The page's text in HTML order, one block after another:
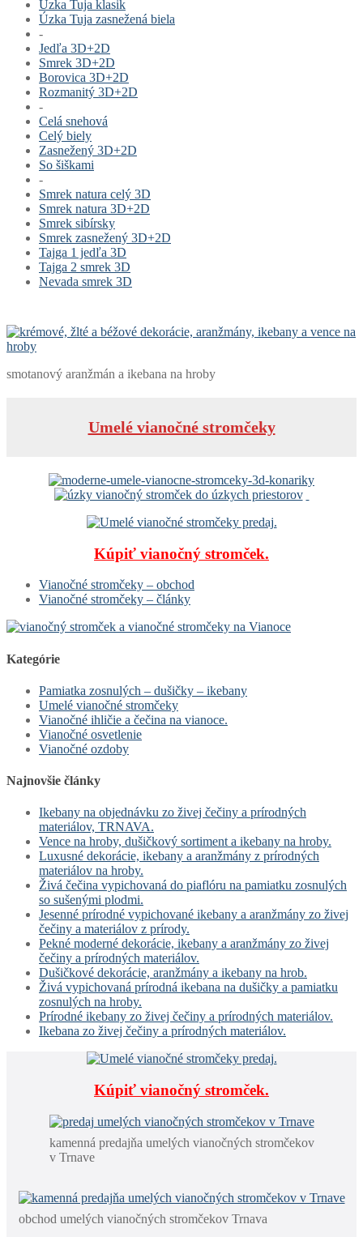
Úzka Tuja klasik
Úzka Tuja zasnežená biela
-
Jedľa 3D+2D
Smrek 3D+2D
Borovica 3D+2D
Rozmanitý 3D+2D
-
Celá snehová
Celý biely
Zasnežený 3D+2D
So šiškami
-
Smrek natura celý 3D
Smrek natura 3D+2D
Smrek sibírsky
Smrek zasnežený 3D+2D
Tajga 1 jedľa 3D
Tajga 2 smrek 3D
Nevada smrek 3D
smotanový aranžmán a ikebana na hroby
Umelé vianočné stromčeky
Kúpiť vianočný stromček.
Vianočné stromčeky – obchod
Vianočné stromčeky – články
Kategórie
Pamiatka zosnulých – dušičky – ikebany
Umelé vianočné stromčeky
Vianočné ihličie a čečina na vianoce.
Vianočné osvetlenie
Vianočné ozdoby
Najnovšie články
Ikebany na objednávku zo živej čečiny a prírodných
materiálov, TRNAVA.
Vence na hroby, dušičkový sortiment a ikebany na hroby.
Luxusné dekorácie, ikebany a aranžmány z prírodných
materiálov na hroby.
Živá čečina vypichovaná do piaflóru na pamiatku zosnulých
so sušenými plodmi.
Jesenné prírodné vypichované ikebany a aranžmány zo živej
čečiny a materiálov z prírody.
Pekné moderné dekorácie, ikebany a aranžmány zo živej
čečiny a prírodných materiálov.
Dušičkové dekorácie, aranžmány a ikebany na hrob.
Živá vypichovaná prírodná ikebana na dušičky a pamiatku
zosnulých na hroby.
Prírodné ikebany zo živej čečiny a prírodných materiálov.
Ikebana zo živej čečiny a prírodných materiálov.
Kúpiť vianočný stromček.
kamenná predajňa umelých vianočných stromčekov
v Trnave
obchod umelých vianočných stromčekov Trnava